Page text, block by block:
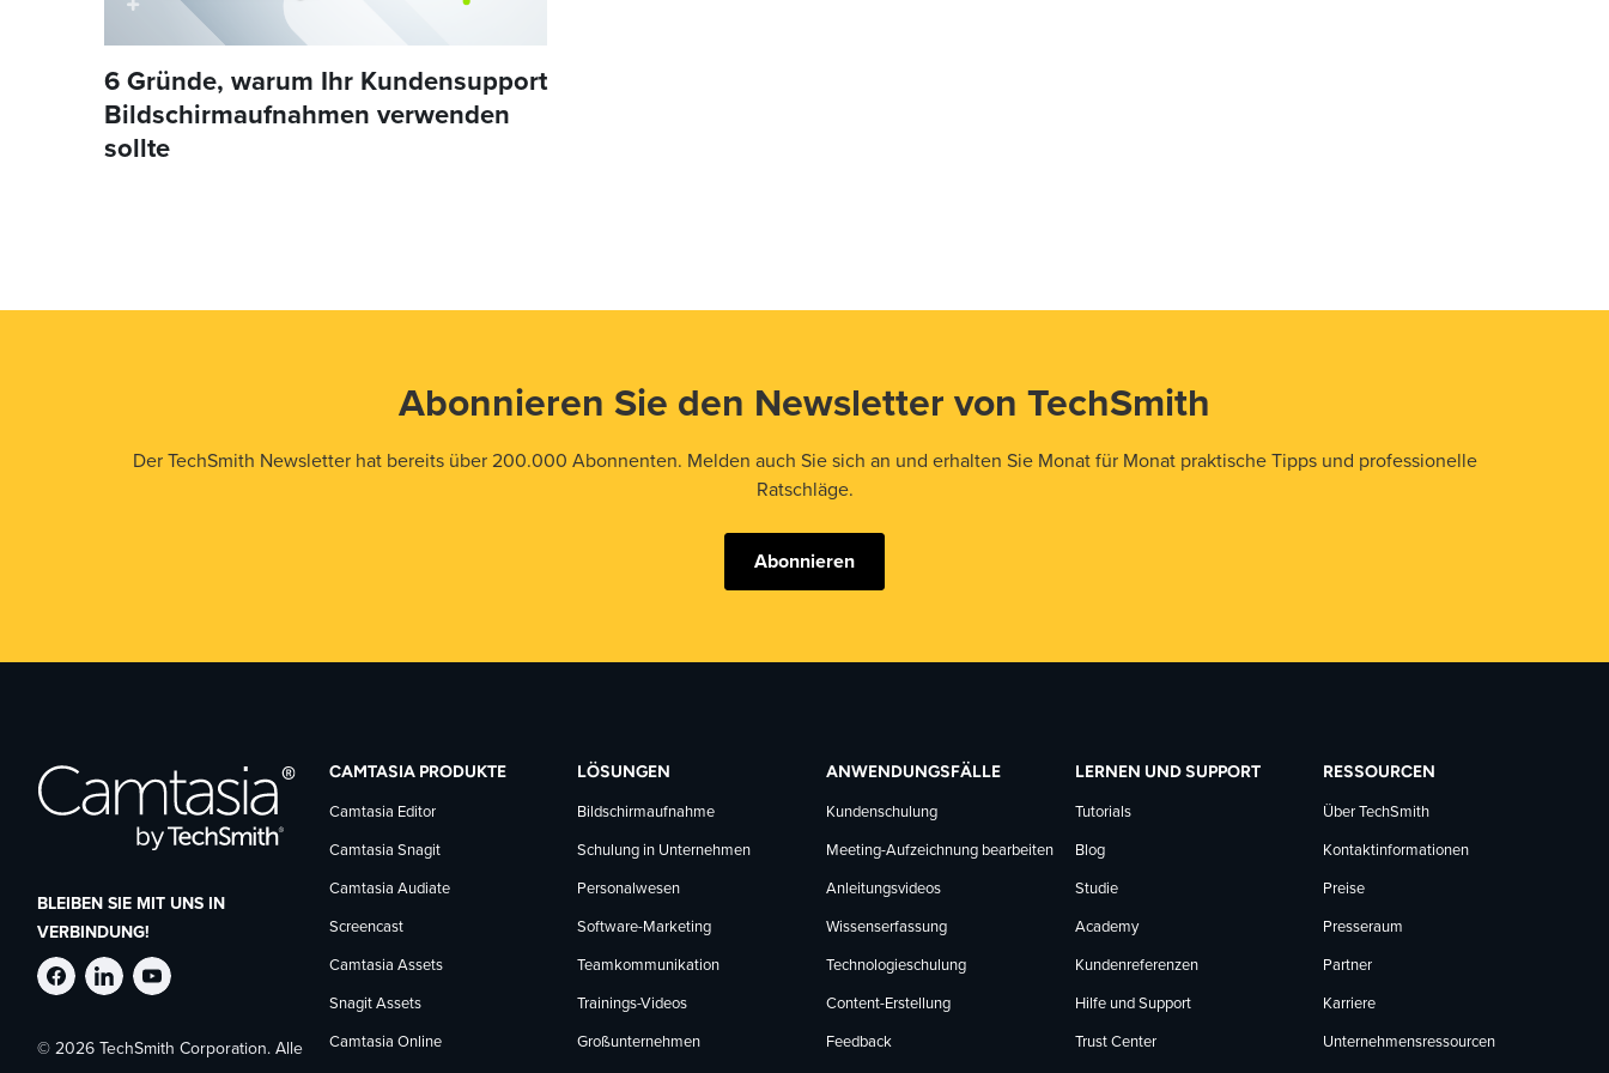
6 Gründe, warum Ihr Kundensupport
Bildschirmaufnahmen verwenden
sollte
Abonnieren Sie den Newsletter von TechSmith
Der TechSmith Newsletter hat bereits über 200.000 Abonnenten. Melden auch Sie sich an und erhalten Sie Monat für Monat praktische Tipps und professionelle
Ratschläge.
Abonnieren
BLEIBEN SIE MIT UNS IN
VERBINDUNG!
TechSmith
auf
TechSmith
auf
TechSmith
auf
© 2026 TechSmith Corporation. Alle
CAMTASIA PRODUKTE
Camtasia Editor
Camtasia Snagit
Camtasia Audiate
Screencast
Camtasia Assets
Snagit Assets
Camtasia Online
LÖSUNGEN
Bildschirmaufnahme
Schulung in Unternehmen
Personalwesen
Software-Marketing
Teamkommunikation
Trainings-Videos
Großunternehmen
ANWENDUNGSFÄLLE
Kundenschulung
Meeting-Aufzeichnung bearbeiten
Anleitungsvideos
Wissenserfassung
Technologieschulung
Content-Erstellung
Feedback
LERNEN UND SUPPORT
Tutorials
Blog
Studie
Academy
Kundenreferenzen
Hilfe und Support
Trust Center
RESSOURCEN
Über TechSmith
Kontaktinformationen
Preise
Presseraum
Partner
Karriere
Unternehmensressourcen